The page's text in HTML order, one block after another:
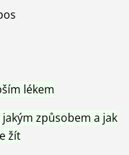
lékem
způsobem a jak
žít